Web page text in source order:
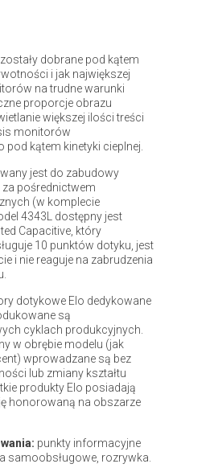
dobrane pod kątem
i jak największej
na trudne warunki
proporcje obrazu
większej ilości treści
monitorów
kątem kinetyki cieplnej.
jest do zabudowy
pośrednictwem
(w komplecie
4343L dostępny jest
Capacitive, który
10 punktów dotyku, jest
i nie reaguje na zabrudzenia
dotykowe Elo dedykowane
są
cyklach produkcyjnych.
w obrębie modelu (jak
wprowadzane są bez
lub zmiany kształtu
produkty Elo posiadają
honorowaną na obszarze
punkty informacyjne
samoobsługowe, rozrywka.